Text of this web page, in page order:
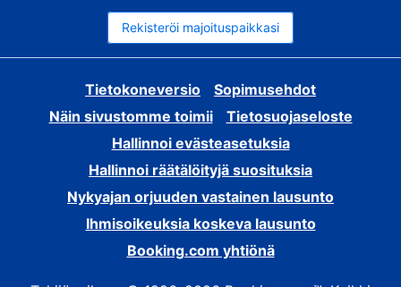
Rekisteröi majoituspaikkasi
Tietokoneversio
Sopimusehdot
Näin sivustomme toimii
Tietosuojaseloste
Hallinnoi evästeasetuksia
Hallinnoi räätälöityjä suosituksia
Nykyajan orjuuden vastainen lausunto
Ihmisoikeuksia koskeva lausunto
Booking.com yhtiönä